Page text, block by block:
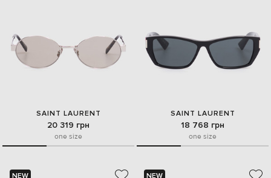
SAINT LAURENT
20 319 грн
one size
SAINT LAURENT
18 768 грн
one size
NEW NEW